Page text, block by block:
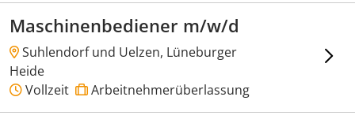
Maschinenbediener m/w/d
Suhlendorf und Uelzen, Lüneburger
Heide
Vollzeit
Arbeitnehmerüberlassung